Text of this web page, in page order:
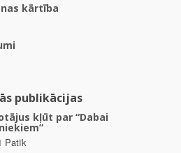
kārtība
publikācijas
kļūt par “Dabai
Patīk